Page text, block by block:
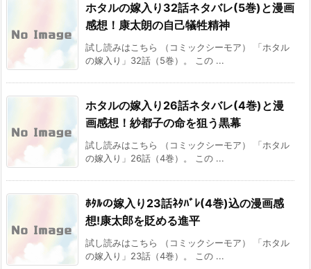
ホタルの嫁入り32話ネタバレ(5巻)と漫画
感想！康太朗の自己犠牲精神
試し読みはこちら （コミックシーモア） 「ホタル
の嫁入り」32話（5巻）。 この ...
ホタルの嫁入り26話ネタバレ(4巻)と漫
画感想！紗都子の命を狙う黒幕
試し読みはこちら （コミックシーモア） 「ホタル
の嫁入り」26話（4巻）。 この ...
ﾎﾀﾙの嫁入り23話ﾈﾀﾊﾞﾚ(4巻)込の漫画感
想!康太郎を貶める進平
試し読みはこちら （コミックシーモア） 「ホタル
の嫁入り」23話（4巻）。 この ...